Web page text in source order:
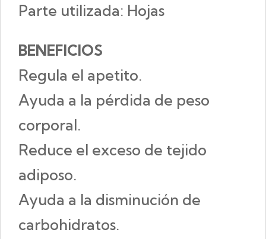
Parte utilizada: Hojas
BENEFICIOS
Regula el apetito.
Ayuda a la pérdida de peso
corporal.
Reduce el exceso de tejido
adiposo.
Ayuda a la disminución de
carbohidratos.